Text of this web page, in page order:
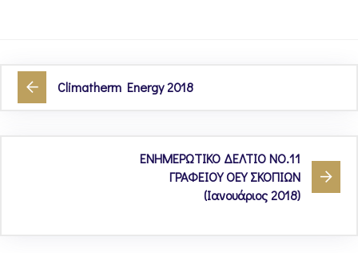
Climatherm Energy 2018
ΕΝΗΜΕΡΩΤΙΚΟ ΔΕΛΤΙΟ ΝΟ.11
ΓΡΑΦΕΙΟΥ ΟΕΥ ΣΚΟΠΙΩΝ
(Ιανουάριος 2018)